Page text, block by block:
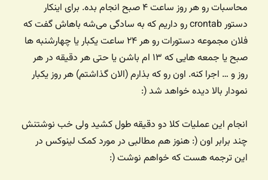
محاسبات رو هر روز ساعت ۴ صبح انجام بده. برای اینکار
دستور crontab رو داریم که به سادگی می‌شه باهاش گفت که
فلان مجموعه دستورات رو هر ۲۴ ساعت یکبار یا چهارشنبه ها
صبح یا جمعه هایی که ۱۳ ام باشن یا حتی هر دقیقه در هر
روز و … اجرا کنه. اون رو که بذارم (الان گذاشتم) هر روز یکبار
نمودار بالا دیده خواهد شد (:
انجام این عملیات کلا دو دقیقه طول کشید ولی خب نوشتنش
چند برابر اون (: هنوز هم مطالبی در مورد کمک لینوکس در
این ترجمه هست که خواهم نوشت (: